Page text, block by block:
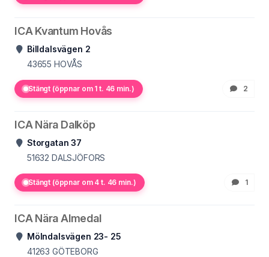
ICA Kvantum Hovås
Billdalsvägen 2
43655 HOVÅS
Stängt (öppnar om 1 t. 46 min.) 2
ICA Nära Dalköp
Storgatan 37
51632 DALSJÖFORS
Stängt (öppnar om 4 t. 46 min.) 1
ICA Nära Almedal
Mölndalsvägen 23- 25
41263 GÖTEBORG